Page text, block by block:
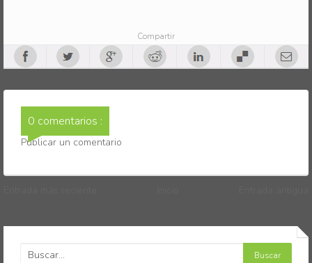
Compartir
0 comentarios :
Publicar un comentario